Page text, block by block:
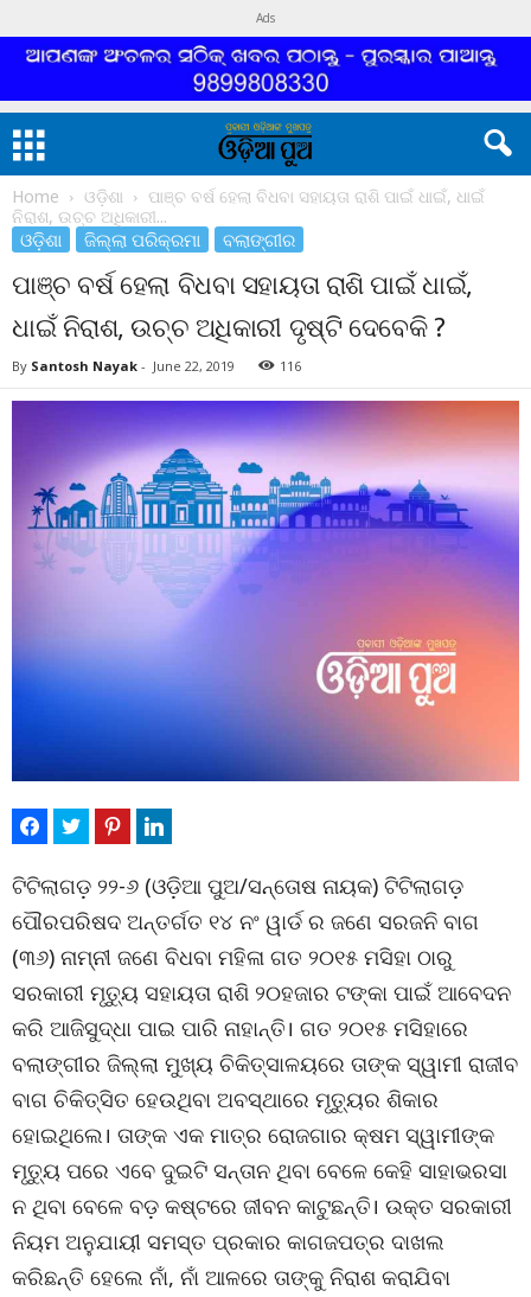
Ads
Home ଓଡ଼ିଶା
ପାଞ୍ଚ ବର୍ଷ ହେଲା ବିଧବା ସହାୟତା ରାଶି ପାଇଁ ଧାଇଁ, ଧାଇଁ
ନିରାଶ, ଉଚ୍ଚ ଅଧିକାରୀ...
ଓଡ଼ିଶା ଜିଲ୍ଲା ପରିକ୍ରମା ବଲାଙ୍ଗୀର
ପାଞ୍ଚ ବର୍ଷ ହେଲା ବିଧବା ସହାୟତା ରାଶି ପାଇଁ ଧାଇଁ,
ଧାଇଁ ନିରାଶ, ଉଚ୍ଚ ଅଧିକାରୀ ଦୃଷ୍ଟି ଦେବେକି ?
By Santosh Nayak - June 22, 2019 116
ଟିଟିଲାଗଡ଼ ୨୨-୬ (ଓଡ଼ିଆ ପୁଅ/ସନ୍ତୋଷ ନାୟକ) ଟିଟିଲାଗଡ଼
ପୌରପରିଷଦ ଅନ୍ତର୍ଗତ ୧୪ ନଂ ୱାର୍ଡ ର ଜଣେ ସରଜନି ବାଗ
(୩୬) ନାମ୍ନୀ ଜଣେ ବିଧବା ମହିଳା ଗତ ୨୦୧୫ ମସିହା ଠାରୁ
ସରକାରୀ ମୃତ୍ୟୁ ସହାୟତା ରାଶି ୨୦ହଜାର ଟଙ୍କା ପାଇଁ ଆବେଦନ
କରି ଆଜିସୁଦ୍ଧା ପାଇ ପାରି ନାହାନ୍ତି। ଗତ ୨୦୧୫ ମସିହାରେ
ବଲାଙ୍ଗୀର ଜିଲ୍ଲା ମୁଖ୍ୟ ଚିକିତ୍ସାଳୟରେ ତାଙ୍କ ସ୍ୱାମୀ ରାଜୀବ
ବାଗ ଚିକିତ୍ସିତ ହେଉଥିବା ଅବସ୍ଥାରେ ମୃତ୍ୟୁର ଶିକାର
ହୋଇଥିଲେ। ତାଙ୍କ ଏକ ମାତ୍ର ରୋଜଗାର କ୍ଷମ ସ୍ୱାମୀଙ୍କ
ମୃତ୍ୟୁ ପରେ ଏବେ ଦୁଇଟି ସନ୍ତାନ ଥିବା ବେଳେ କେହି ସାହାଭରସା
ନ ଥିବା ବେଳେ ବଡ଼ କଷ୍ଟରେ ଜୀବନ କାଟୁଛନ୍ତି। ଉକ୍ତ ସରକାରୀ
ନିୟମ ଅନୁଯାୟୀ ସମସ୍ତ ପ୍ରକାର କାଗଜପତ୍ର ଦାଖଲ
କରିଛନ୍ତି ହେଲେ ନାଁ, ନାଁ ଆଳରେ ତାଙ୍କୁ ନିରାଶ କରାଯିବା